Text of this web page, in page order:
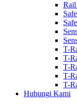
T-
T-
T-
T-
T-
Hubungi Kami